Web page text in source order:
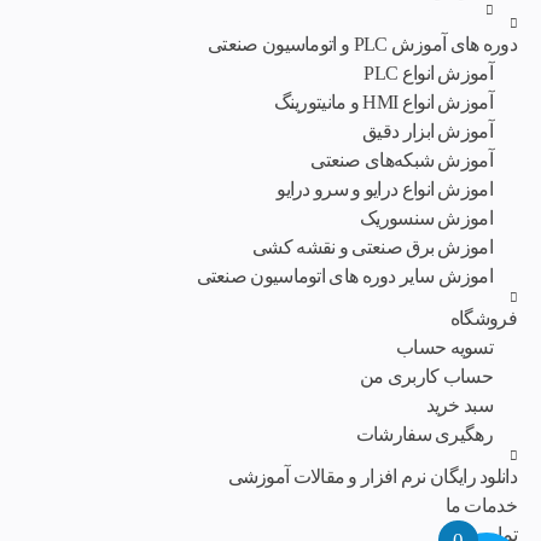
دوره های آموزش PLC و اتوماسیون صنعتی
آموزش انواع PLC
آموزش انواع HMI و مانیتورینگ
آموزش ابزار دقیق
آموزش شبکه‌های صنعتی
اموزش انواع درایو و سرو درایو
اموزش سنسوریک
اموزش برق صنعتی و نقشه کشی
اموزش سایر دوره های اتوماسیون صنعتی
فروشگاه
تسویه حساب
حساب کاربری من
سبد خرید
رهگیری سفارشات
دانلود رایگان نرم افزار و مقالات آموزشی
خدمات ما
تماس با ما